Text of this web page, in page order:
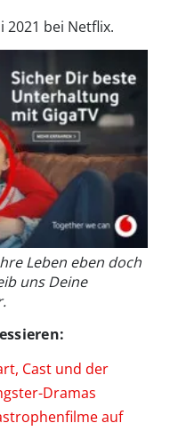
2021 bei Netflix.
Leben eben doch
uns Deine
Cast und der
Dramas
auf